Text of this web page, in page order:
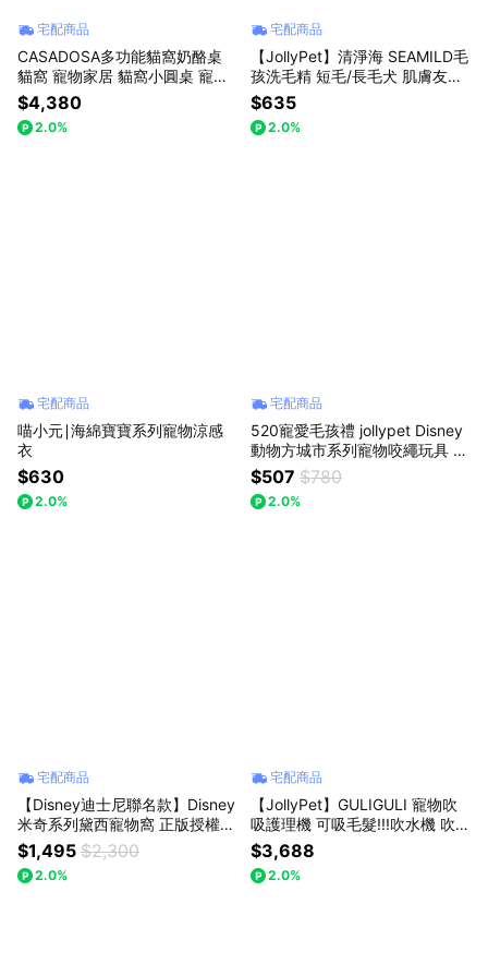
宅配商品
CASADOSA多功能貓窩奶酪桌
貓窩 寵物家居 貓窩小圓桌 寵物
桌
$4,380
2.0%
宅配商品
【JollyPet】清淨海 SEAMILD毛
孩洗毛精 短毛/長毛犬 肌膚友善
溫和低敏 寵物沐浴乳 狗 犬 洗澡
$635
2.0%
宅配商品
喵小元∣海綿寶寶系列寵物涼感
衣
$630
2.0%
宅配商品
520寵愛毛孩禮 jollypet Disney
動物方城市系列寵物咬繩玩具 正
版授權 尼克 茱蒂
$507 $780
2.0%
宅配商品
【Disney迪士尼聯名款】Disney
米奇系列黛西寵物窩 正版授權
台灣獨家製作 米奇貓床
$1,495 $2,300
2.0%
宅配商品
【JollyPet】GULIGULI 寵物吹
吸護理機 可吸毛髮!!!吹水機 吹毛
吹風機 寵物美容(吹、吸、梳、
剃，一機四用，邊梳剪邊吸毛)
$3,688
2.0%